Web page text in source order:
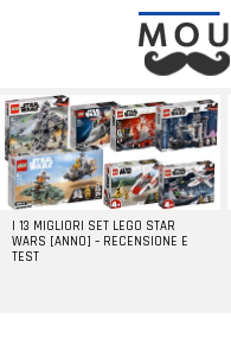
LATEST
STORIES
I 13 MIGLIORI SET LEGO STAR
WARS [ANNO] – RECENSIONE E
TEST